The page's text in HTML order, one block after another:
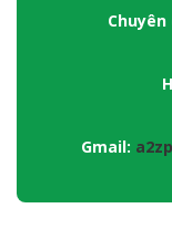
Gmail: